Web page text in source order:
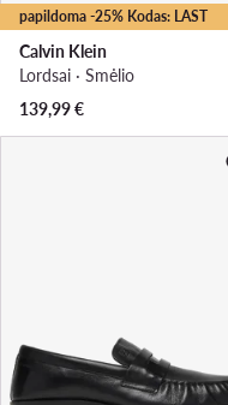
papildoma -25% Kodas: LAST
Calvin Klein
Lordsai · Smėlio
139,99€